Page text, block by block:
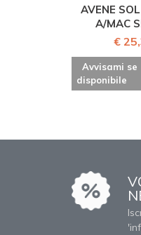
AVENE
A/MAC
€
Avvisami se
disponibile